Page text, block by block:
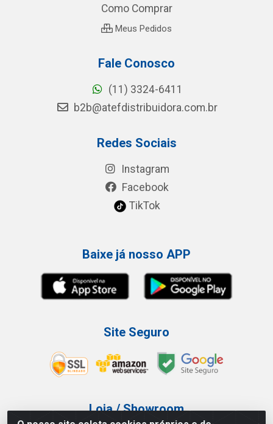
Como Comprar
Meus Pedidos
Fale Conosco
(11) 3324-6411
b2b@atefdistribuidora.com.br
Redes Sociais
Instagram
Facebook
TikTok
Baixe já nosso APP
Site Seguro
Loja / Showroom